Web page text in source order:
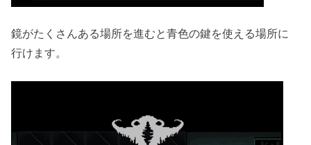
鏡がたくさんある場所を進むと青色の鍵を使える場所に
行けます。